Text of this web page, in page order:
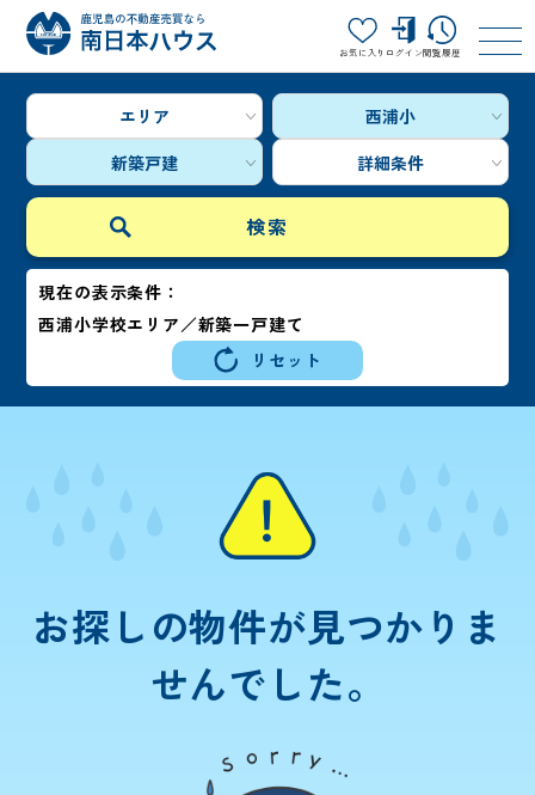
お気に入り ログイン閲覧履歴
エリア
西浦小
新築戸建
詳細条件
現在の表示条件：
西浦小学校エリア／新築一戸建て
リセット
お探しの物件が見つかりま
せんでした。